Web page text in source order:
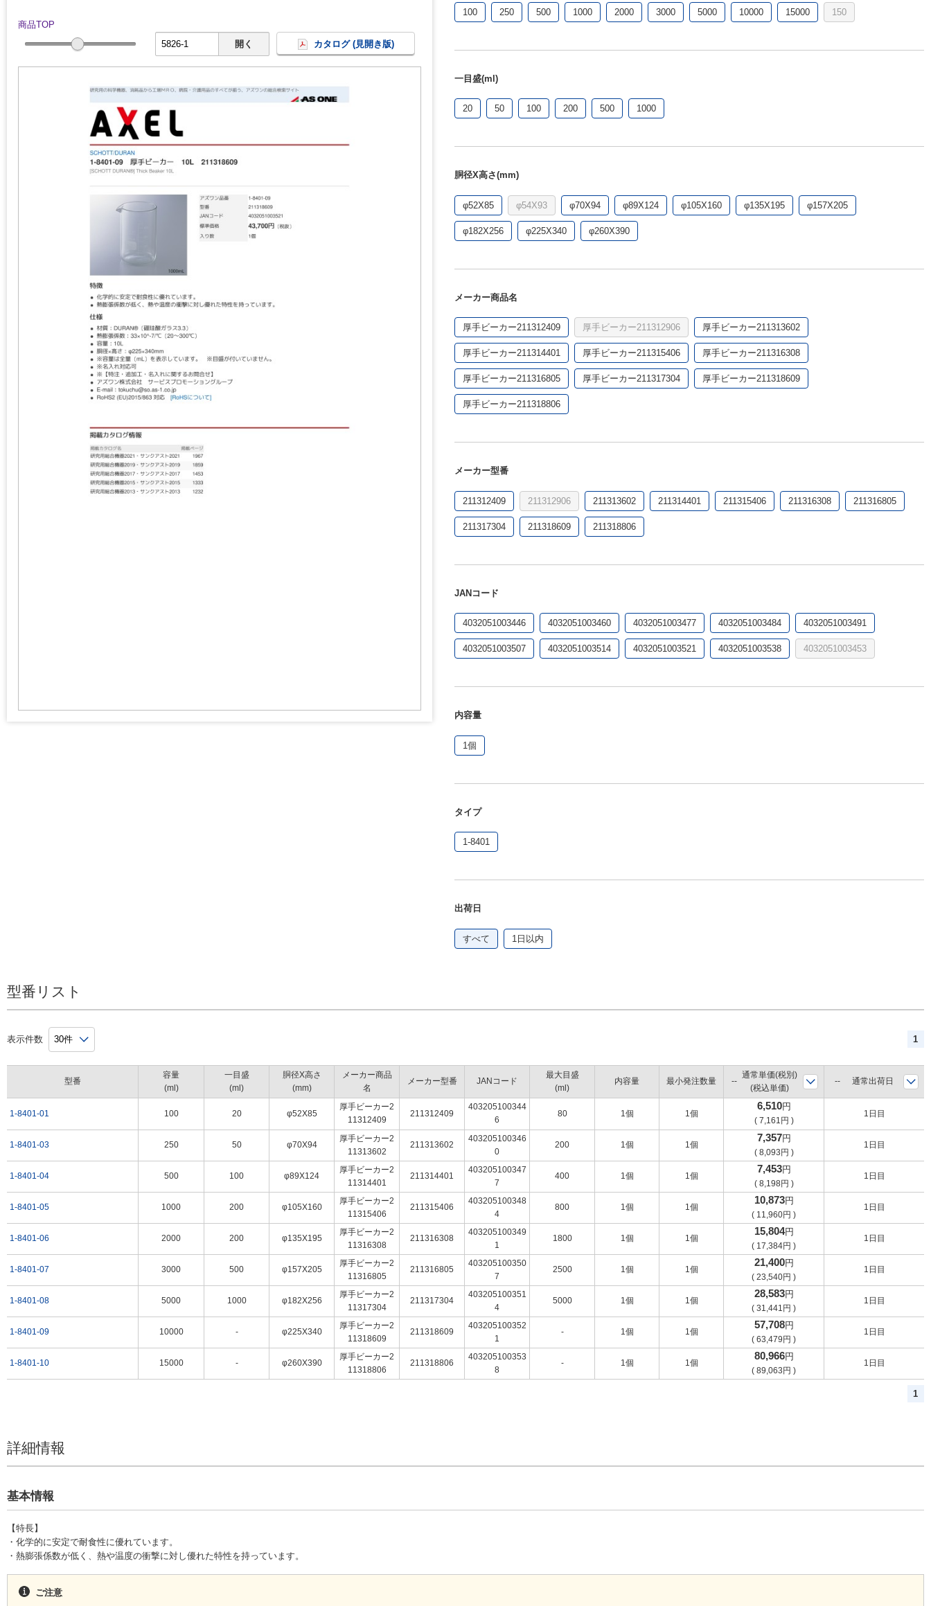
商品TOP
開く
カタログ (見開き版)
100 250 500 1000 2000 3000 5000 10000 15000 150
一目盛(ml)
20 50 100 200 500 1000
胴径X高さ(mm)
φ52X85 φ54X93 φ70X94 φ89X124 φ105X160 φ135X195 φ157X205
φ182X256 φ225X340 φ260X390
メーカー商品名
厚手ビーカー211312409 厚手ビーカー211312906 厚手ビーカー211313602
厚手ビーカー211314401 厚手ビーカー211315406 厚手ビーカー211316308
厚手ビーカー211316805 厚手ビーカー211317304 厚手ビーカー211318609
厚手ビーカー211318806
メーカー型番
211312409 211312906 211313602 211314401 211315406 211316308 211316805
211317304 211318609 211318806
JANコード
4032051003446 4032051003460 4032051003477 4032051003484 4032051003491
4032051003507 4032051003514 4032051003521 4032051003538 4032051003453
内容量
1個
タイプ
1-8401
出荷日
すべて 1日以内
型番リスト
表示件数 1
型番
1-8401-01
1-8401-03
1-8401-04
1-8401-05
1-8401-06
1-8401-07
1-8401-08
1-8401-09
1-8401-10
容量
(ml)
一目盛
(ml)
胴径X高さ
(mm)
メーカー商品
名
メーカー型番 JANコード
最大目盛
(ml)
内容量 最小発注数量
100 20 φ52X85
厚手ビーカー2
11312409
211312409
403205100344
6
80 1個 1個
250 50 φ70X94
厚手ビーカー2
11313602
211313602
403205100346
0
200 1個 1個
500 100 φ89X124
厚手ビーカー2
11314401
211314401
403205100347
7
400 1個 1個
1000 200 φ105X160
厚手ビーカー2
11315406
211315406
403205100348
4
800 1個 1個
2000 200 φ135X195
厚手ビーカー2
11316308
211316308
403205100349
1
1800 1個 1個
3000 500 φ157X205
厚手ビーカー2
11316805
211316805
403205100350
7
2500 1個 1個
5000 1000 φ182X256
厚手ビーカー2
11317304
211317304
403205100351
4
5000 1個 1個
10000 - φ225X340
厚手ビーカー2
11318609
211318609
403205100352
1
- 1個 1個
15000 - φ260X390
厚手ビーカー2
11318806
211318806
403205100353
8
- 1個 1個
通常単価(税別)
(税込単価)
通常出荷日
6,510円
( 7,161 円 )
1日目
7,357円
( 8,093円 )
1日目
7,453円
( 8,198円 )
1日目
10,873円
( 11,960円 )
1日目
15,804円
( 17,384円 )
1日目
21,400円
( 23,540円 )
1日目
28,583円
( 31,441 円 )
1日目
57,708円
( 63,479円 )
1日目
80,966円
( 89,063円 )
1日目
1
詳細情報
基本情報
【特長】
・化学的に安定で耐食性に優れています。
・熱膨張係数が低く、熱や温度の衝撃に対し優れた特性を持っています。
ご注意